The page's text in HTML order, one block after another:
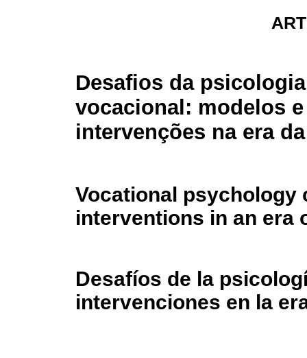
Desafios da psicologia
vocacional: modelos e
intervenções na era
Vocational psychology
interventions in an era
Desafíos de la
intervenciones en la